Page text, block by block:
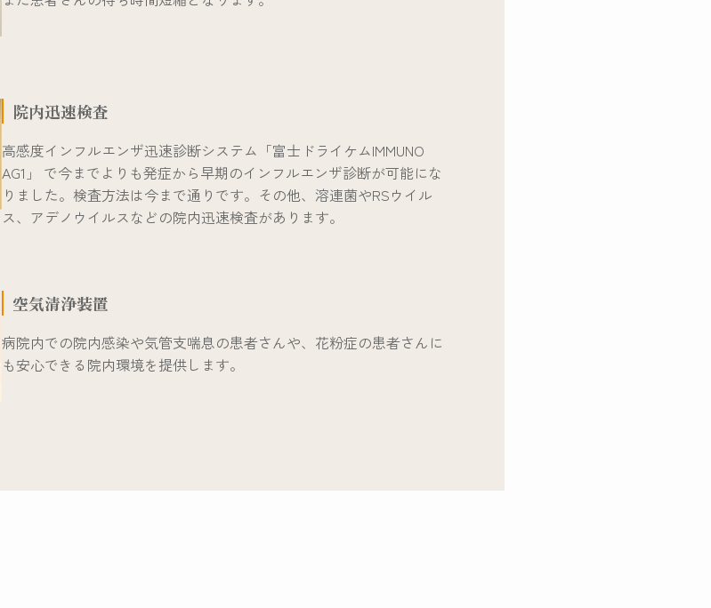
院内迅速検査
高感度インフルエンザ迅速診断システム「富士ドライケムIMMUNO
AG1」 で今までよりも発症から早期のインフルエンザ診断が可能にな
りました。検査方法は今まで通りです。その他、溶連菌やRSウイル
ス、アデノウイルスなどの院内迅速検査があります。
空気清浄装置
病院内での院内感染や気管支喘息の患者さんや、花粉症の患者さんに
も安心できる院内環境を提供します。